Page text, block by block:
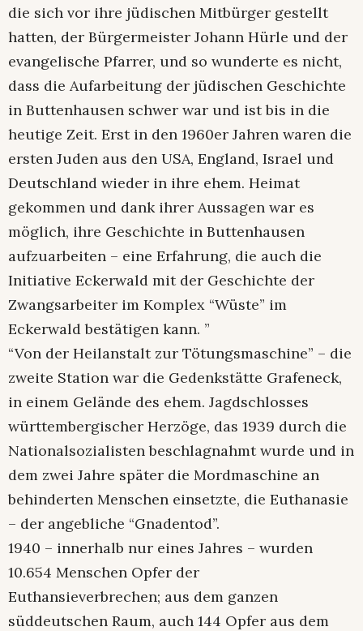
die sich vor ihre jüdischen Mitbürger gestellt
hatten, der Bürgermeister Johann Hürle und der
evangelische Pfarrer, und so wunderte es nicht,
dass die Aufarbeitung der jüdischen Geschichte
in Buttenhausen schwer war und ist bis in die
heutige Zeit. Erst in den 1960er Jahren waren die
ersten Juden aus den USA, England, Israel und
Deutschland wieder in ihre ehem. Heimat
gekommen und dank ihrer Aussagen war es
möglich, ihre Geschichte in Buttenhausen
aufzuarbeiten – eine Erfahrung, die auch die
Initiative Eckerwald mit der Geschichte der
Zwangsarbeiter im Komplex “Wüste” im
Eckerwald bestätigen kann. ”
“Von der Heilanstalt zur Tötungsmaschine” – die
zweite Station war die Gedenkstätte Grafeneck,
in einem Gelände des ehem. Jagdschlosses
württembergischer Herzöge, das 1939 durch die
Nationalsozialisten beschlagnahmt wurde und in
dem zwei Jahre später die Mordmaschine an
behinderten Menschen einsetzte, die Euthanasie
– der angebliche “Gnadentod”.
1940 – innerhalb nur eines Jahres – wurden
10.654 Menschen Opfer der
Euthansieverbrechen; aus dem ganzen
süddeutschen Raum, auch 144 Opfer aus dem